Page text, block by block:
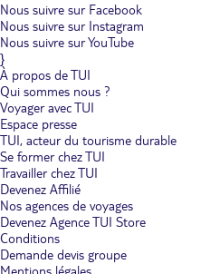
Nous suivre sur Facebook
Nous suivre sur Instagram
Nous suivre sur YouTube
}
À propos de TUI
Qui sommes nous ?
Voyager avec TUI
Espace presse
TUI, acteur du tourisme durable
Se former chez TUI
Travailler chez TUI
Devenez Affilié
Nos agences de voyages
Devenez Agence TUI Store
Conditions
Demande devis groupe